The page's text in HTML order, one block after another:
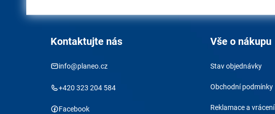
Kontaktujte nás
info@planeo.cz
+420 323 204 584
Facebook
Vše o nákupu
Stav objednávky
Obchodní podmínky
Reklamace a vrácení